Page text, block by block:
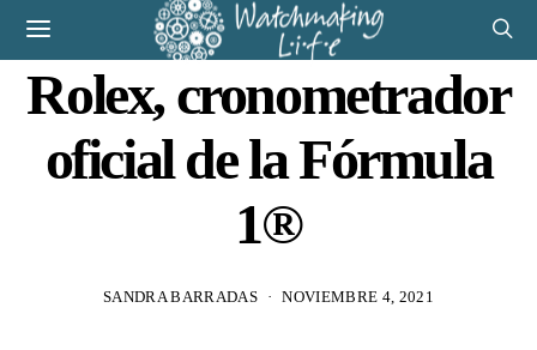
Rolex, cronometrador
oficial de la Fórmula
1®
SANDRA BARRADAS NOVIEMBRE 4, 2021